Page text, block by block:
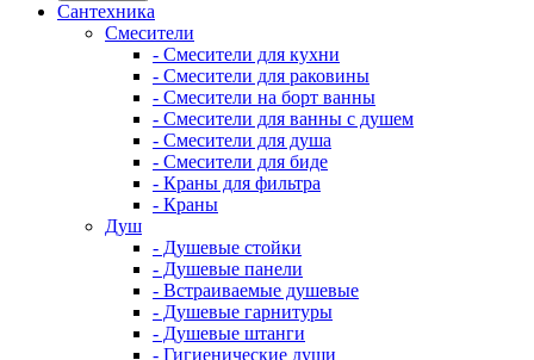
Сантехника
Смесители
- Смесители для кухни
- Смесители для раковины
- Смесители на борт ванны
- Смесители для ванны с душем
- Смесители для душа
- Смесители для биде
- Краны для фильтра
- Краны
Душ
- Душевые стойки
- Душевые панели
- Встраиваемые душевые
- Душевые гарнитуры
- Душевые штанги
- Гигиенические души